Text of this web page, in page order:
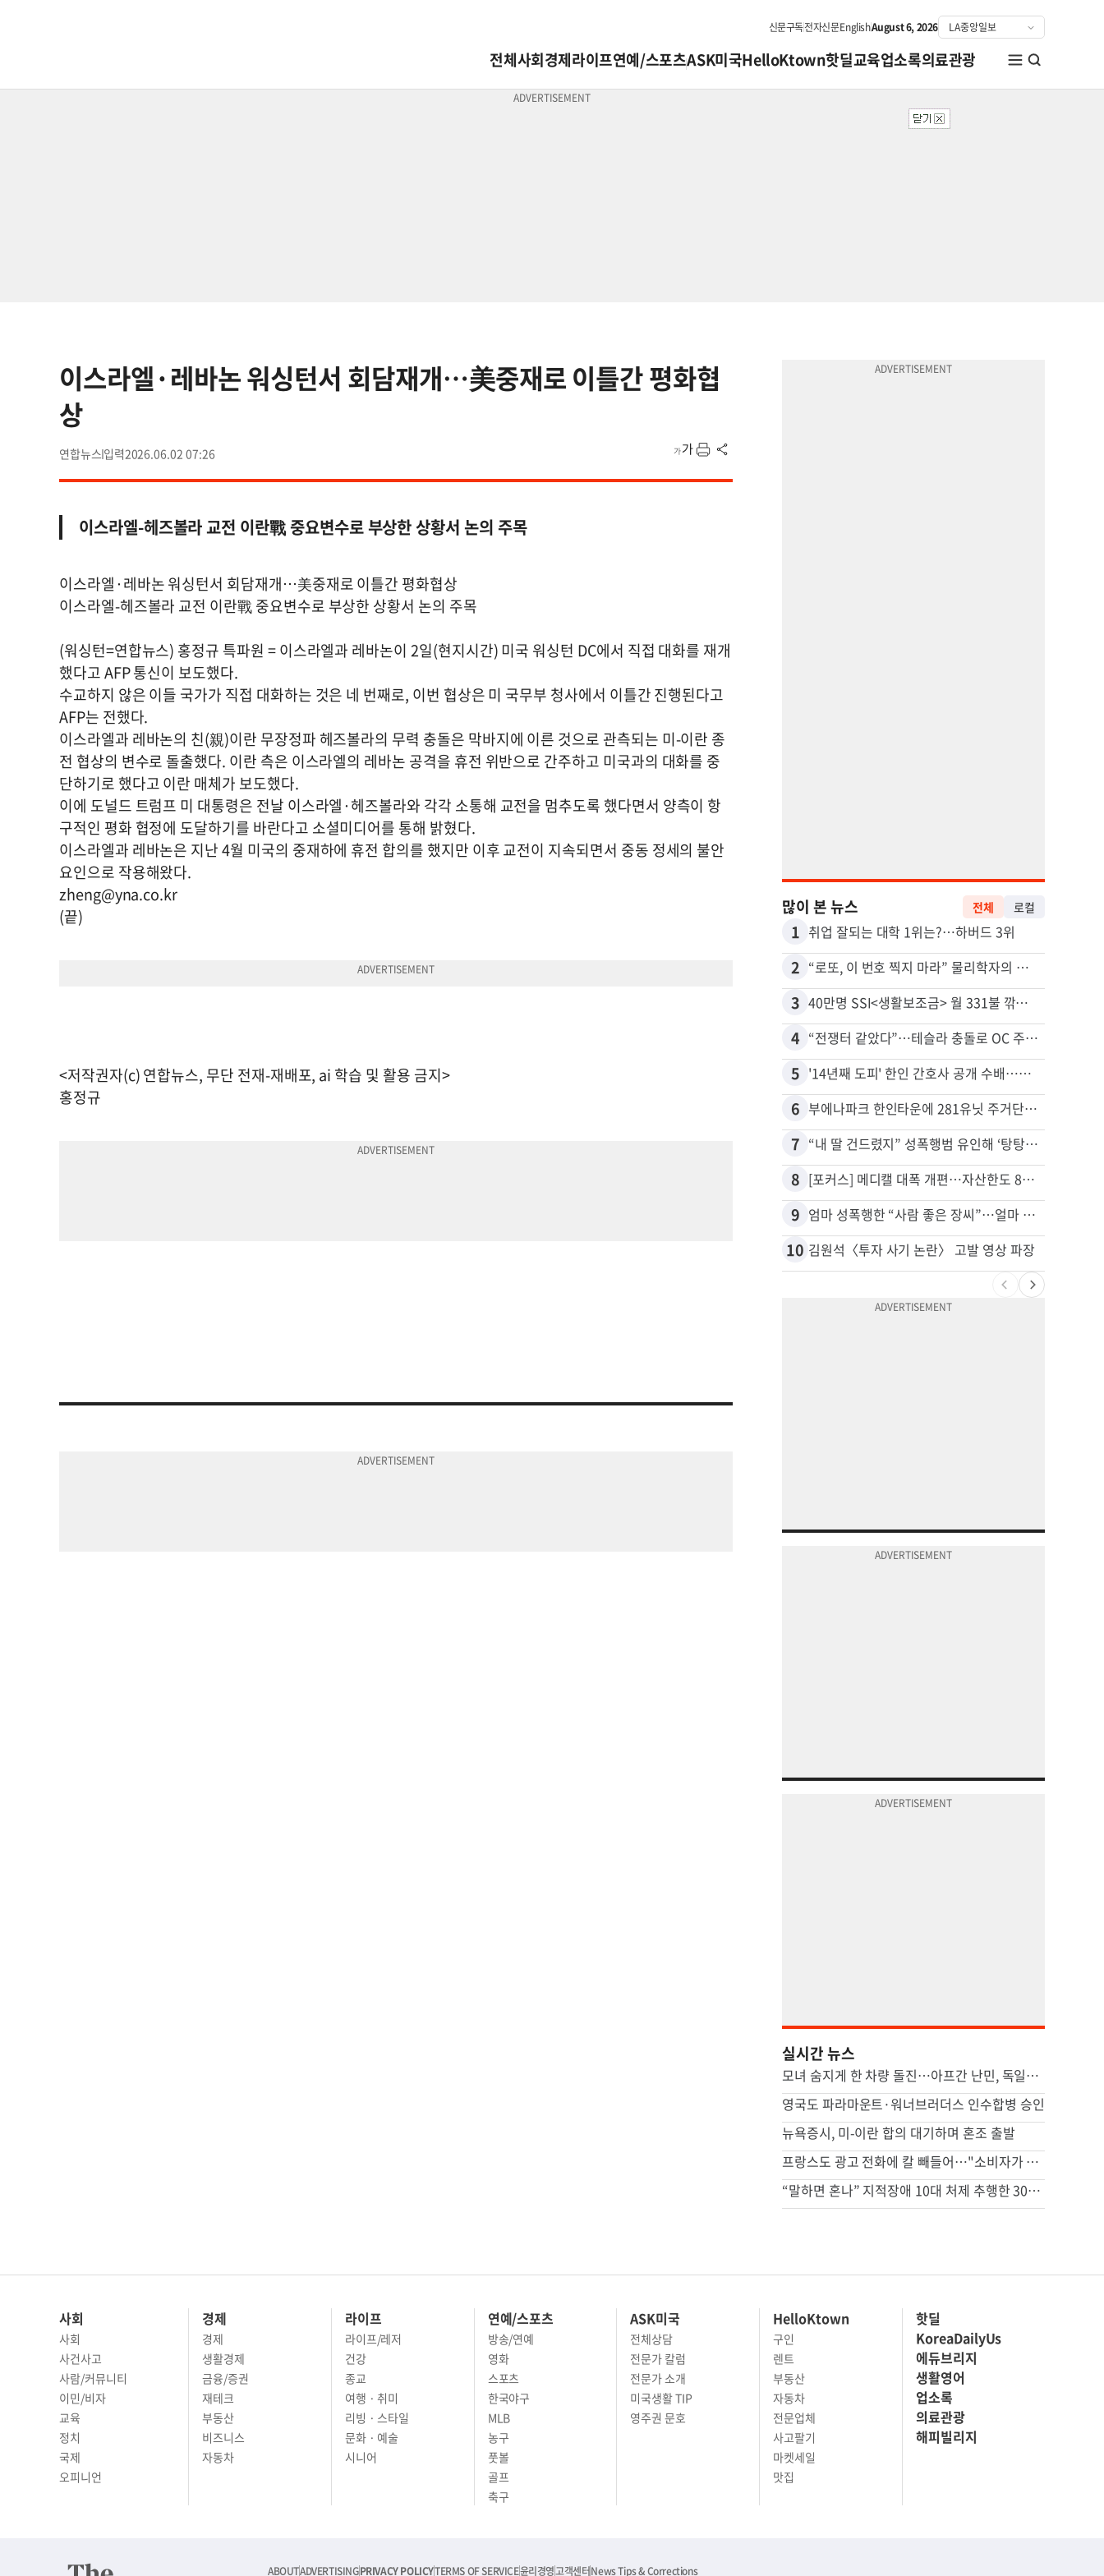
신문구독전자신문EnglishAugust 6, 2026
전체사회경제라이프연예/스포츠ASK미국HelloKtown핫딜교육업소록의료관광
이스라엘·레바논 워싱턴서 회담재개…美중재로 이틀간 평화협
상
연합뉴스 2026.06.02 07:26
이스라엘-헤즈볼라 교전 이란戰 중요변수로 부상한 상황서 논의 주목
이스라엘·레바논 워싱턴서 회담재개…美중재로 이틀간 평화협상
이스라엘-헤즈볼라 교전 이란戰 중요변수로 부상한 상황서 논의 주목
(워싱턴=연합뉴스) 홍정규 특파원 = 이스라엘과 레바논이 2일(현지시간) 미국 워싱턴 DC에서 직접 대화를 재개
했다고 AFP 통신이 보도했다.
수교하지 않은 이들 국가가 직접 대화하는 것은 네 번째로, 이번 협상은 미 국무부 청사에서 이틀간 진행된다고
AFP는 전했다.
이스라엘과 레바논의 친(親)이란 무장정파 헤즈볼라의 무력 충돌은 막바지에 이른 것으로 관측되는 미-이란 종
전 협상의 변수로 돌출했다. 이란 측은 이스라엘의 레바논 공격을 휴전 위반으로 간주하고 미국과의 대화를 중
단하기로 했다고 이란 매체가 보도했다.
이에 도널드 트럼프 미 대통령은 전날 이스라엘·헤즈볼라와 각각 소통해 교전을 멈추도록 했다면서 양측이 항
구적인 평화 협정에 도달하기를 바란다고 소셜미디어를 통해 밝혔다.
이스라엘과 레바논은 지난 4월 미국의 중재하에 휴전 합의를 했지만 이후 교전이 지속되면서 중동 정세의 불안
요인으로 작용해왔다.
zheng@yna.co.kr
(끝)
<저작권자(c) 연합뉴스, 무단 전재-재배포, ai 학습 및 활용 금지>
홍정규
많이 본 뉴스 전체 로컬
1 취업 잘되는 대학 1위는?…하버드 3위
2 “로또, 이 번호 찍지 마라” 물리학자의 당첨금 높이는 비밀
3 40만명 SSI<생활보조금> 월 331불 깎이나
4 “전쟁터 같았다”…테슬라 충돌로 OC 주택 4채 파손
5 '14년째 도피' 한인 간호사 공개 수배…메디케어 사기 유죄
6 부에나파크 한인타운에 281유닛 주거단지 들어선다
7 “내 딸 건드렸지” 성폭행범 유인해 ‘탕탕’…아빠의 복수 결말
8 [포커스] 메디캘 대폭 개편…자산한도 84% 축소
9 엄마 성폭행한 “사람 좋은 장씨”…얼마 뒤 딸 배도 불러왔다
10 김원석〈투자 사기 논란〉 고발 영상 파장
실시간 뉴스
모녀 숨지게 한 차량 돌진…아프간 난민, 독일서 종신형
영국도 파라마운트·워너브러더스 인수합병 승인
뉴욕증시, 미-이란 합의 대기하며 혼조 출발
프랑스도 광고 전화에 칼 빼들어…"소비자가 명시적 동의해야"
“말하면 혼나” 지적장애 10대 처제 추행한 30대…장모도 추행
사회
사회
사건사고
사람/커뮤니티
이민/비자
교육
정치
국제
오피니언
경제
경제
생활경제
금융/증권
재테크
부동산
비즈니스
자동차
라이프
라이프/레저
건강
종교
여행 · 취미
리빙 · 스타일
문화 · 예술
시니어
연예/스포츠
방송/연예
영화
스포츠
한국야구
MLB
농구
풋볼
골프
축구
ASK미국
전체상담
전문가 칼럼
전문가 소개
미국생활 TIP
영주권 문호
HelloKtown
구인
렌트
부동산
자동차
전문업체
사고팔기
마켓세일
맛집
핫딜
KoreaDailyUs
에듀브리지
생활영어
업소록
의료관광
해피빌리지
ABOUTADVERTISINGPRIVACY POLICYTERMS OF SERVICE윤리경영고객센터News Tips & Corrections